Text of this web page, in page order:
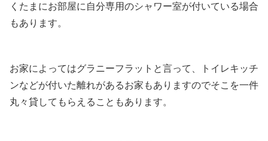
くたまにお部屋に自分専用のシャワー室が付いている場合
もあります。
お家によってはグラニーフラットと言って、トイレキッチ
ンなどが付いた離れがあるお家もありますのでそこを一件
丸々貸してもらえることもあります。